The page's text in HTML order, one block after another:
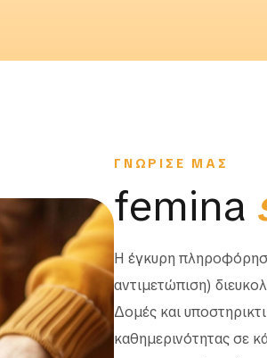
ΓΝΩΡΙΣΕ ΜΑΣ
femina
Η έγκυρη
αντιμετώπιση)
Δομές και
καθημερινότητας σε